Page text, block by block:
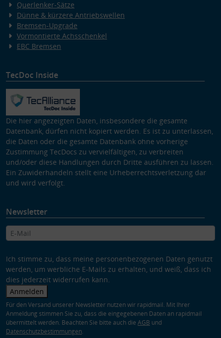
Querlenker-Sätze
Dünne & kürzere Antriebswellen
Bremsen-Upgrade
Vormontierte Achsschenkel
EBC Bremsen
TecDoc Inside
Die hier angezeigten Daten, insbesondere die gesamte
Datenbank, dürfen nicht kopiert werden. Es ist zu unterlassen,
die Daten oder die gesamte Datenbank ohne vorherige
Zustimmung TecDocs zu vervielfältigen, zu verbreiten
und/oder diese Handlungen durch Dritte ausführen zu lassen.
Ein Zuwiderhandeln stellt eine Urheberrechtsverletzung dar
und wird verfolgt.
Newsletter
Ich stimme zu, dass meine personenbezogenen Daten genutzt
werden, um werbliche E-Mails zu erhalten, und weiß, dass ich
dies jederzeit widerrufen kann.
Anmelden
Für den Versand unserer Newsletter nutzen wir rapidmail. Mit Ihrer
Anmeldung stimmen Sie zu, dass die eingegebenen Daten an rapidmail
übermittelt werden. Beachten Sie bitte auch die AGB und
Datenschutzbestimmungen.